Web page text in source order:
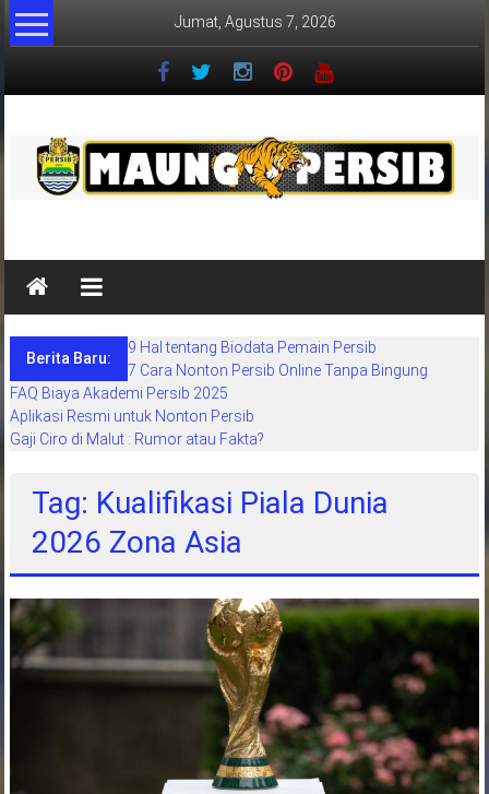
Lompat
ke
Jumat, Agustus 7, 2026
Maung
Persib
situs
berita
khusus
sepakbola
jawa
barat
Berita Baru:
9 Hal tentang Biodata Pemain Persib
7 Cara Nonton Persib Online Tanpa Bingung
FAQ Biaya Akademi Persib 2025
Aplikasi Resmi untuk Nonton Persib
Gaji Ciro di Malut : Rumor atau Fakta?
Tag: Kualifikasi Piala Dunia
2026 Zona Asia